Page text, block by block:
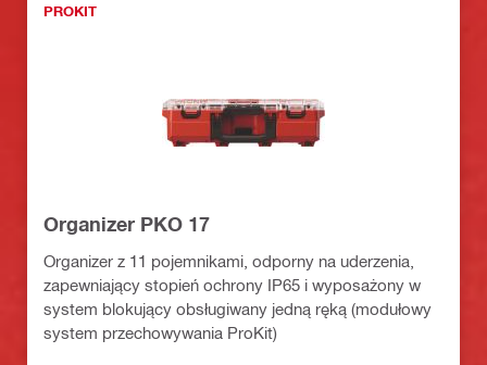
PROKIT
Organizer PKO 17
Organizer z 11 pojemnikami, odporny na uderzenia,
zapewniający stopień ochrony IP65 i wyposażony w
system blokujący obsługiwany jedną ręką (modułowy
system przechowywania ProKit)